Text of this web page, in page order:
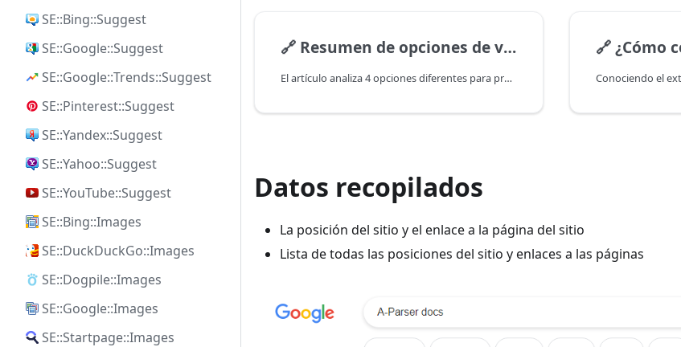
SE::Bing::Suggest
SE::Google::Suggest
SE::Google::Trends::Suggest
SE::Pinterest::Suggest
SE::Yandex::Suggest
SE::Yahoo::Suggest
SE::YouTube::Suggest
SE::Bing::Images
SE::DuckDuckGo::Images
SE::Dogpile::Images
SE::Google::Images
SE::Startpage::Images
🔗 Resumen de opciones de visualización
El artículo analiza 4 opciones diferentes para presentar el resultado: texto, CSV, JSON, HTML
🔗 ¿Cómo
Datos recopilados
La posición del sitio y el enlace a la página del sitio
Lista de todas las posiciones del sitio y enlaces a las páginas